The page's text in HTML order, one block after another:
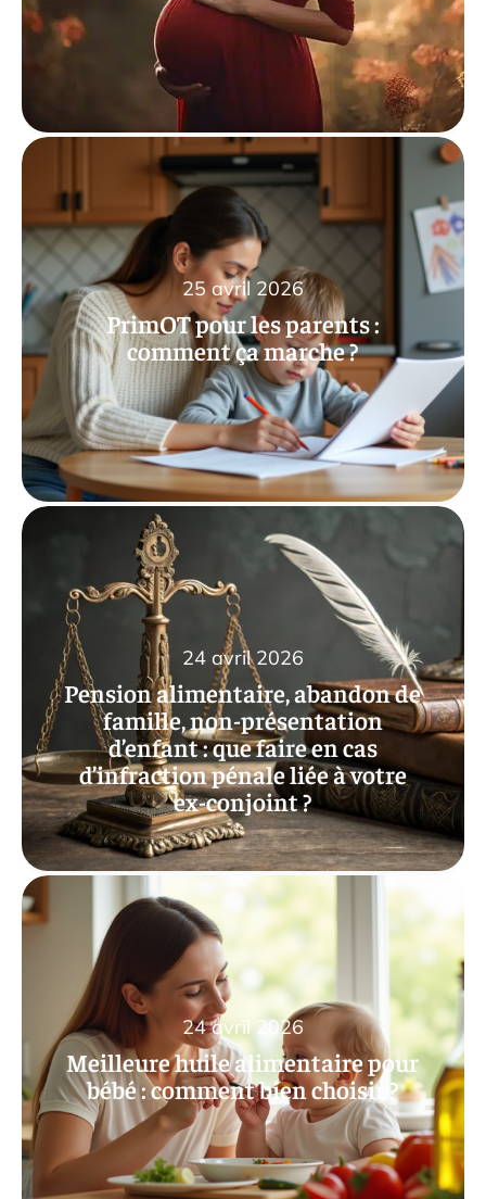
PrimOT pour les parents :
comment ça marche ?
25 avril 2026
Pension alimentaire, abandon de
famille, non-présentation
d’enfant : que faire en cas
d’infraction pénale liée à votre
ex-conjoint ?
24 avril 2026
Meilleure huile alimentaire pour
bébé : comment bien choisir ?
24 avril 2026